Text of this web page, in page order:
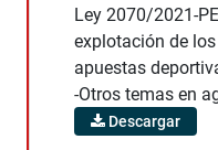
Ley 2070/2021-
explotación de
apuestas
-Otros temas en
Descargar